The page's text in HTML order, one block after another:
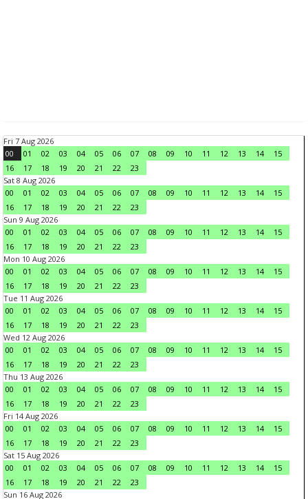
Fri 7 Aug 2026
00
01 02 03 04 05 06 07 08 09 10 11 12 13 14
15
16
17 18 19 20 21 22
23
Sat 8 Aug 2026
00
01 02 03 04 05 06 07 08 09 10 11 12 13 14
15
16
17 18 19 20 21 22
23
Sun 9 Aug 2026
00
01 02 03 04 05 06 07 08 09 10 11 12 13 14
15
16
17 18 19 20 21 22
23
Mon 10 Aug 2026
00
01 02 03 04 05 06 07 08 09 10 11 12 13 14
15
16
17 18 19 20 21 22
23
Tue 11 Aug 2026
00
01 02 03 04 05 06 07 08 09 10 11 12 13 14
15
16
17 18 19 20 21 22
23
Wed 12 Aug 2026
00
01 02 03 04 05 06 07 08 09 10 11 12 13 14
15
16
17 18 19 20 21 22
23
Thu 13 Aug 2026
00
01 02 03 04 05 06 07 08 09 10 11 12 13 14
15
16
17 18 19 20 21 22
23
Fri 14 Aug 2026
00
01 02 03 04 05 06 07 08 09 10 11 12 13 14
15
16
17 18 19 20 21 22
23
Sat 15 Aug 2026
00
01 02 03 04 05 06 07 08 09 10 11 12 13 14
15
16
17 18 19 20 21 22
23
Sun 16 Aug 2026